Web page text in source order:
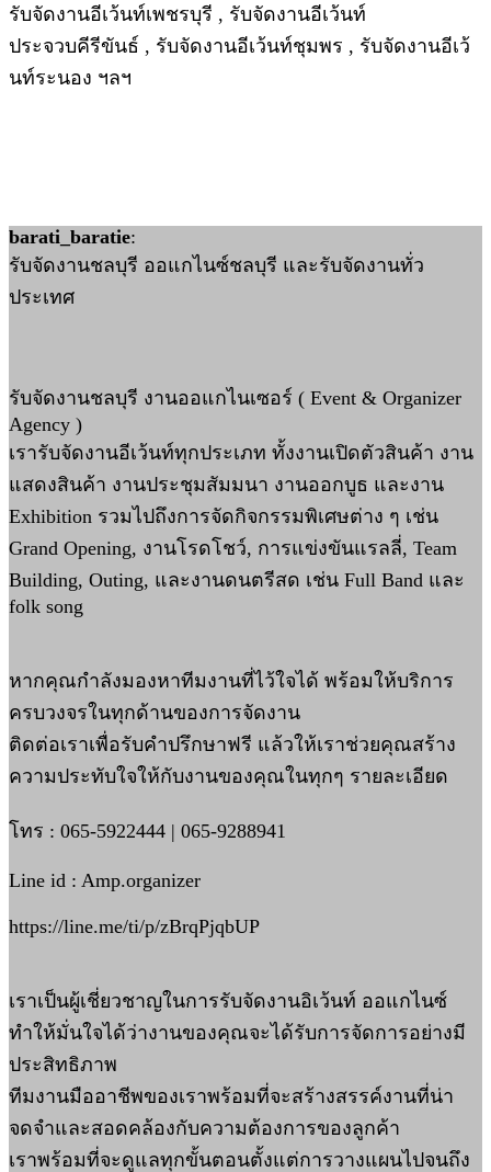
รับจัดงานอีเว้นท์เพชรบุรี , รับจัดงานอีเว้นท์
ประจวบคีรีขันธ์ , รับจัดงานอีเว้นท์ชุมพร , รับจัดงานอีเว้
นท์ระนอง ฯลฯ
barati_baratie:
รับจัดงานชลบุรี ออแกไนซ์ชลบุรี และรับจัดงานทั่ว
ประเทศ
รับจัดงานชลบุรี งานออแกไนเซอร์ ( Event & Organizer
Agency )
เรารับจัดงานอีเว้นท์ทุกประเภท ทั้งงานเปิดตัวสินค้า งาน
แสดงสินค้า งานประชุมสัมมนา งานออกบูธ และงาน
Exhibition รวมไปถึงการจัดกิจกรรมพิเศษต่าง ๆ เช่น
Grand Opening, งานโรดโชว์, การแข่งขันแรลลี่, Team
Building, Outing, และงานดนตรีสด เช่น Full Band และ
folk song
หากคุณกำลังมองหาทีมงานที่ไว้ใจได้ พร้อมให้บริการ
ครบวงจรในทุกด้านของการจัดงาน
ติดต่อเราเพื่อรับคำปรึกษาฟรี แล้วให้เราช่วยคุณสร้าง
ความประทับใจให้กับงานของคุณในทุกๆ รายละเอียด
โทร : 065-5922444 | 065-9288941
Line id : Amp.organizer
https://line.me/ti/p/zBrqPjqbUP
เราเป็นผู้เชี่ยวชาญในการรับจัดงานอิเว้นท์ ออแกไนซ์
ทำให้มั่นใจได้ว่างานของคุณจะได้รับการจัดการอย่างมี
ประสิทธิภาพ
ทีมงานมืออาชีพของเราพร้อมที่จะสร้างสรรค์งานที่น่า
จดจำและสอดคล้องกับความต้องการของลูกค้า
เราพร้อมที่จะดูแลทุกขั้นตอนตั้งแต่การวางแผนไปจนถึง